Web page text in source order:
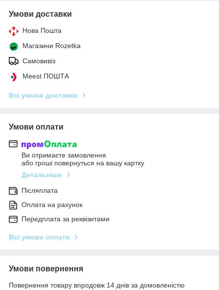
Умови доставки
Нова Пошта
Магазини Rozetka
Самовивіз
Meest ПОШТА
Всі умови доставки
Умови оплати
Ви отримаєте замовлення
або гроші повернуться на вашу картку
Детальніше
Післяплата
Оплата на рахунок
Передплата за реквізитами
Всі умови оплати
Умови повернення
Повернення товару впродовж 14 днів за домовленістю